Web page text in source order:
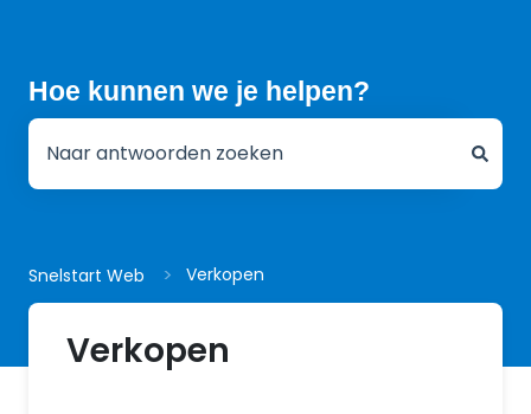
Hoe kunnen we je helpen?
Snelstart Web Verkopen
Verkopen